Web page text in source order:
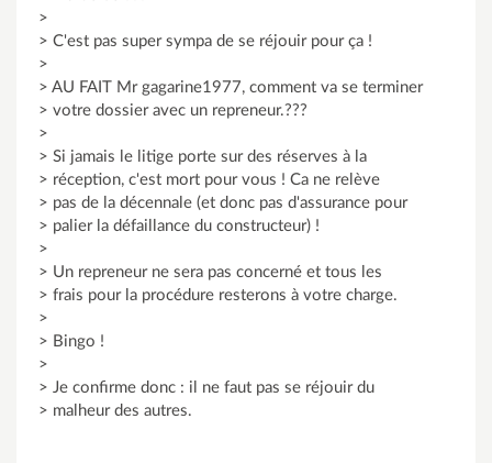
>
> C'est pas super sympa de se réjouir pour ça !
>
> AU FAIT Mr gagarine1977, comment va se terminer
> votre dossier avec un repreneur.???
>
> Si jamais le litige porte sur des réserves à la
> réception, c'est mort pour vous ! Ca ne relève
> pas de la décennale (et donc pas d'assurance pour
> palier la défaillance du constructeur) !
>
> Un repreneur ne sera pas concerné et tous les
> frais pour la procédure resterons à votre charge.
>
> Bingo !
>
> Je confirme donc : il ne faut pas se réjouir du
> malheur des autres.